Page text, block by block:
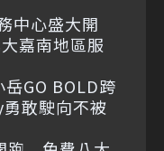
中心盛大開
嘉南地區服
GO BOLD跨
敢駛向不被